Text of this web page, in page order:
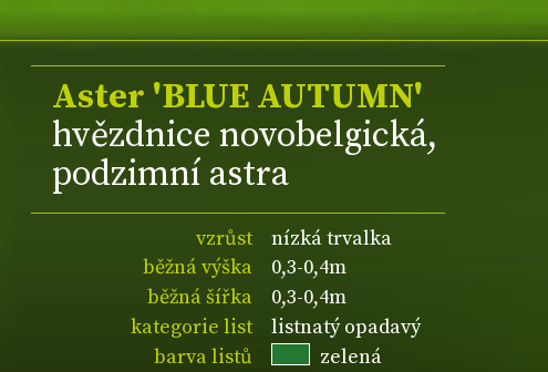
Aster 'BLUE AUTUMN'
hvězdnice novobelgická,
podzimní astra
vzrůst
nízká trvalka
běžná výška
0,3-0,4m
běžná šířka
0,3-0,4m
kategorie list
listnatý opadavý
barva listů
zelená